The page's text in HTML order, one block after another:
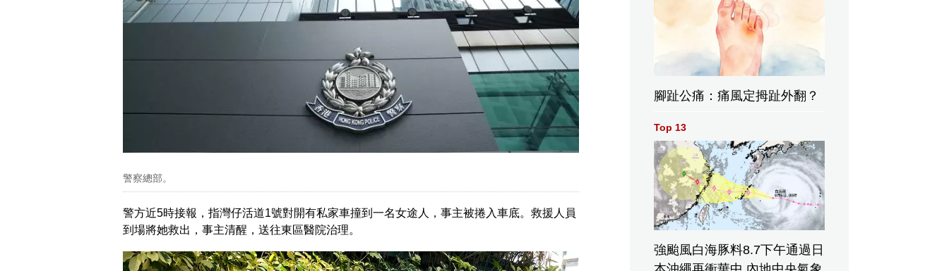
警察總部。
警方近5時接報，指灣仔活道1號對開有私家車撞到一名女途人，事主被捲入車底。救援人員
到場將她救出，事主清醒，送往東區醫院治理。
腳趾公痛：痛風定拇趾外翻？
Top 13
強颱風白海豚料8.7下午通過日